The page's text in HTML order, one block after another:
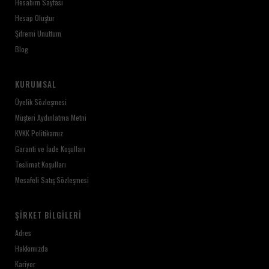
Hesabım Sayfası
Hesap Oluştur
Şifremi Unuttum
Blog
KURUMSAL
Üyelik Sözleşmesi
Müşteri Aydınlatma Metni
KVKK Politikamız
Garanti ve İade Koşulları
Teslimat Koşulları
Mesafeli Satış Sözleşmesi
ŞIRKET BILGILERI
Adres
Hakkımızda
Kariyer